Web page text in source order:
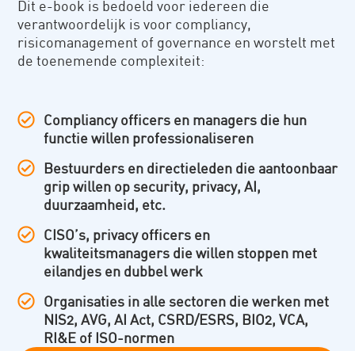
Dit e-book is bedoeld voor iedereen die
verantwoordelijk is voor compliancy,
risicomanagement of governance en worstelt met
de toenemende complexiteit:
Compliancy officers en managers die hun
functie willen professionaliseren
Bestuurders en directieleden die aantoonbaar
grip willen op security, privacy, AI,
duurzaamheid, etc.
CISO’s, privacy officers en
kwaliteitsmanagers die willen stoppen met
eilandjes en dubbel werk
Organisaties in alle sectoren die werken met
NIS2, AVG, AI Act, CSRD/ESRS, BIO2, VCA,
RI&E of ISO-normen